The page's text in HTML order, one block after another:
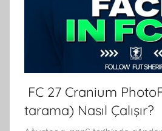
FC 27 Cranium
tarama) Nasıl Çalışır?